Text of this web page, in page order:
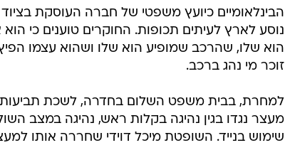
הבינלאומיים כיועץ משפטי של חברה העוסקת
נוסע לארץ לעיתים תכופות. החוקרים טוענים כי
הוא שלו, שהרכב שמופיע הוא שלו ושהוא עצמו
זוכר מי נהג ברכב.
למחרת, בבית משפט השלום בחדרה, לשכת
מעצר נגדו בגין נהיגה בקלות ראש, נהיגה במצב
שימוש בנייד. השופטת מיכל דוידי שחררה אותו